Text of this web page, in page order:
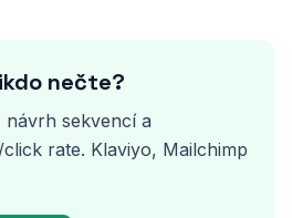
nečte?
návrh sekvencí a
rate. Klaviyo, Mailchimp